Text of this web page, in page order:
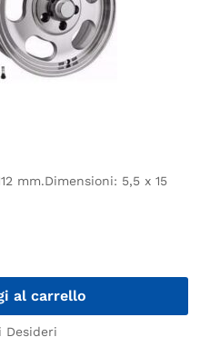
mm.Dimensioni: 5,5 x 15
al carrello
Desideri